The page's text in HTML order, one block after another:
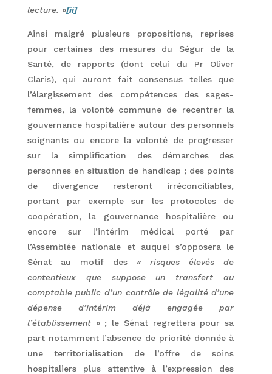
lecture. »[ii]
Ainsi malgré plusieurs propositions, reprises
pour certaines des mesures du Ségur de la
Santé, de rapports (dont celui du Pr Oliver
Claris), qui auront fait consensus telles que
l’élargissement des compétences des sages-
femmes, la volonté commune de recentrer la
gouvernance hospitalière autour des personnels
soignants ou encore la volonté de progresser
sur la simplification des démarches des
personnes en situation de handicap ; des points
de divergence resteront irréconciliables,
portant par exemple sur les protocoles de
coopération, la gouvernance hospitalière ou
encore sur l’intérim médical porté par
l’Assemblée nationale et auquel s’opposera le
Sénat au motif des« risques élevés de
contentieux que suppose un transfert au
comptable public d’un contrôle de légalité d’une
dépense d’intérim déjà engagée par
l’établissement » ; le Sénat regrettera pour sa
part notamment l’absence de priorité donnée à
une territorialisation de l’offre de soins
hospitaliers plus attentive à l’expression des